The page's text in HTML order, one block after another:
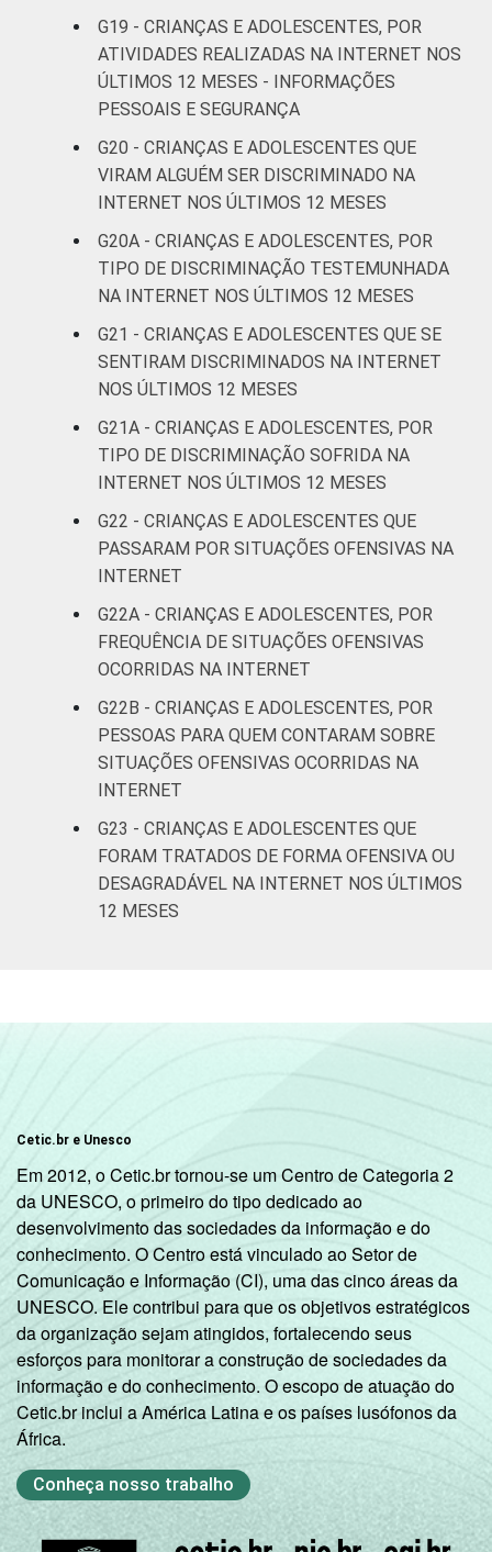
G19 - CRIANÇAS E ADOLESCENTES, POR
ATIVIDADES REALIZADAS NA INTERNET NOS
ÚLTIMOS 12 MESES - INFORMAÇÕES
PESSOAIS E SEGURANÇA
G20 - CRIANÇAS E ADOLESCENTES QUE
VIRAM ALGUÉM SER DISCRIMINADO NA
INTERNET NOS ÚLTIMOS 12 MESES
G20A - CRIANÇAS E ADOLESCENTES, POR
TIPO DE DISCRIMINAÇÃO TESTEMUNHADA
NA INTERNET NOS ÚLTIMOS 12 MESES
G21 - CRIANÇAS E ADOLESCENTES QUE SE
SENTIRAM DISCRIMINADOS NA INTERNET
NOS ÚLTIMOS 12 MESES
G21A - CRIANÇAS E ADOLESCENTES, POR
TIPO DE DISCRIMINAÇÃO SOFRIDA NA
INTERNET NOS ÚLTIMOS 12 MESES
G22 - CRIANÇAS E ADOLESCENTES QUE
PASSARAM POR SITUAÇÕES OFENSIVAS NA
INTERNET
G22A - CRIANÇAS E ADOLESCENTES, POR
FREQUÊNCIA DE SITUAÇÕES OFENSIVAS
OCORRIDAS NA INTERNET
G22B - CRIANÇAS E ADOLESCENTES, POR
PESSOAS PARA QUEM CONTARAM SOBRE
SITUAÇÕES OFENSIVAS OCORRIDAS NA
INTERNET
G23 - CRIANÇAS E ADOLESCENTES QUE
FORAM TRATADOS DE FORMA OFENSIVA OU
DESAGRADÁVEL NA INTERNET NOS ÚLTIMOS
12 MESES
Cetic.br e Unesco
Em 2012, o Cetic.br tornou-se um Centro de Categoria 2
da UNESCO, o primeiro do tipo dedicado ao
desenvolvimento das sociedades da informação e do
conhecimento. O Centro está vinculado ao Setor de
Comunicação e Informação (CI), uma das cinco áreas da
UNESCO. Ele contribui para que os objetivos estratégicos
da organização sejam atingidos, fortalecendo seus
esforços para monitorar a construção de sociedades da
informação e do conhecimento. O escopo de atuação do
Cetic.br inclui a América Latina e os países lusófonos da
África.
Conheça nosso trabalho